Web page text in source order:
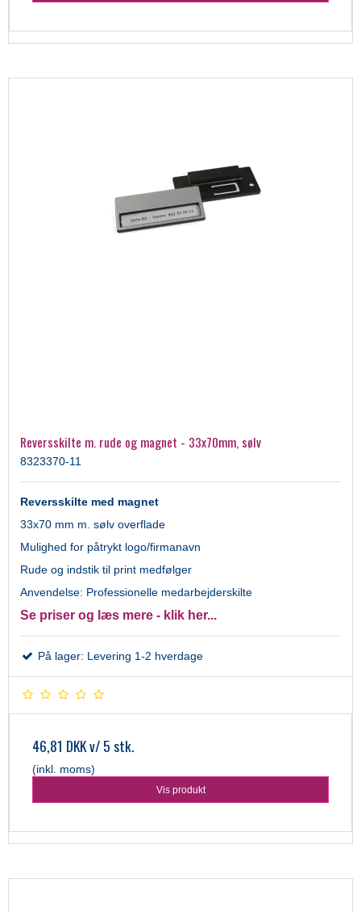
Reversskilte m. rude og magnet - 33x70mm, sølv
8323370-11
Reversskilte med magnet
33x70 mm m. sølv overflade
Mulighed for påtrykt logo/firmanavn
Rude og indstik til print medfølger
Anvendelse: Professionelle medarbejderskilte
Se priser og læs mere - klik her...
På lager: Levering 1-2 hverdage
46,81 DKKv/ 5 stk.
(inkl. moms)
Vis produkt